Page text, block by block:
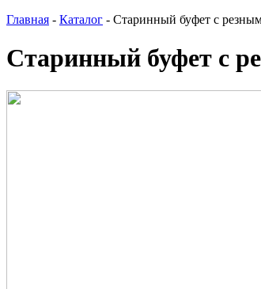
Главная - Каталог - Старинный буфет с
Старинный буфет с